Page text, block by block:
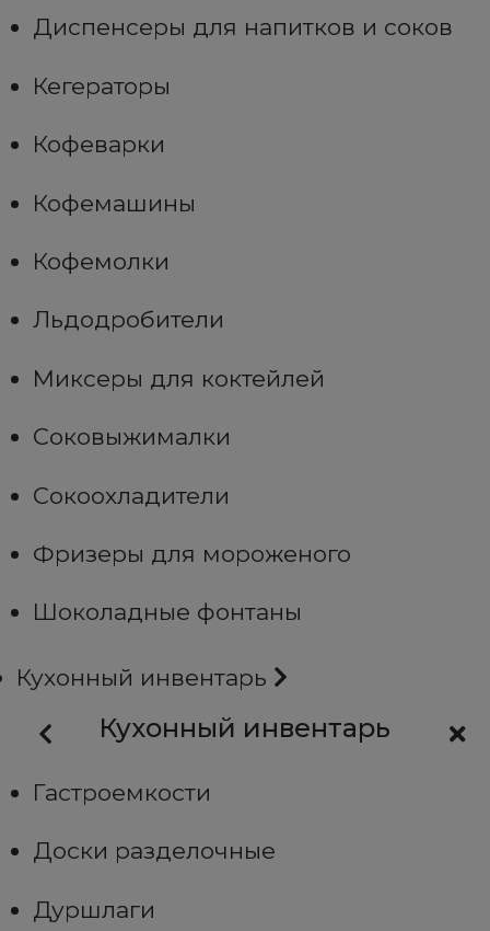
Диспенсеры для напитков и соков
Кегераторы
Кофеварки
Кофемашины
Кофемолки
Льдодробители
Миксеры для коктейлей
Соковыжималки
Сокоохладители
Фризеры для мороженого
Шоколадные фонтаны
Кухонный инвентарь
Кухонный инвентарь
Гастроемкости
Доски разделочные
Дуршлаги